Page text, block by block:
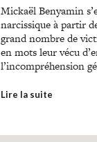
Mickaël Benyamin
narcissique à partir
grand nombre de
en mots leur vécu
l’incompréhension
Lire la suite